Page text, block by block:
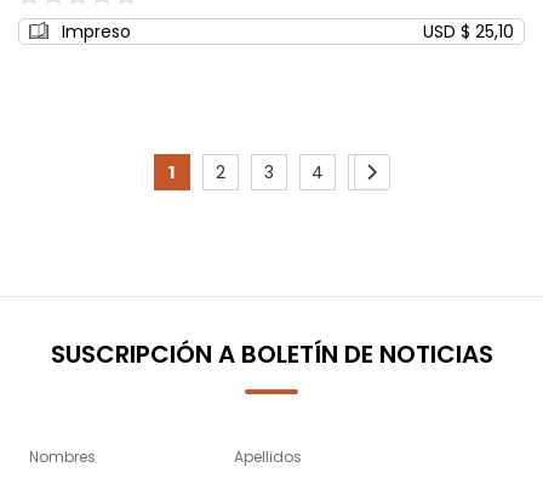
0%
Impreso USD $ 25,10
Page
You're
page
1
Page
2
Page
3
Page
4
Page
5
Page
Siguiente
SUSCRIPCIÓN A BOLETÍN DE NOTICIAS
Nombres Apellidos